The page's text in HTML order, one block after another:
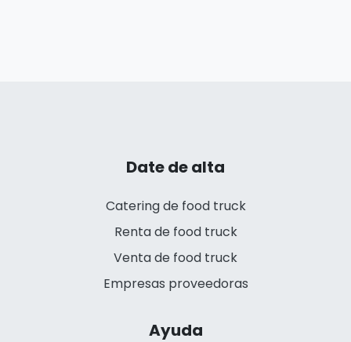
Date de alta
Catering de food truck
Renta de food truck
Venta de food truck
Empresas proveedoras
Ayuda